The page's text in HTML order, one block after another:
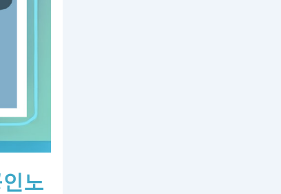
노